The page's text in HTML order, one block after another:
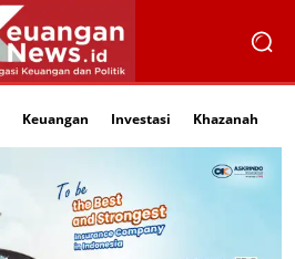
Keuangan Investasi Khazanah